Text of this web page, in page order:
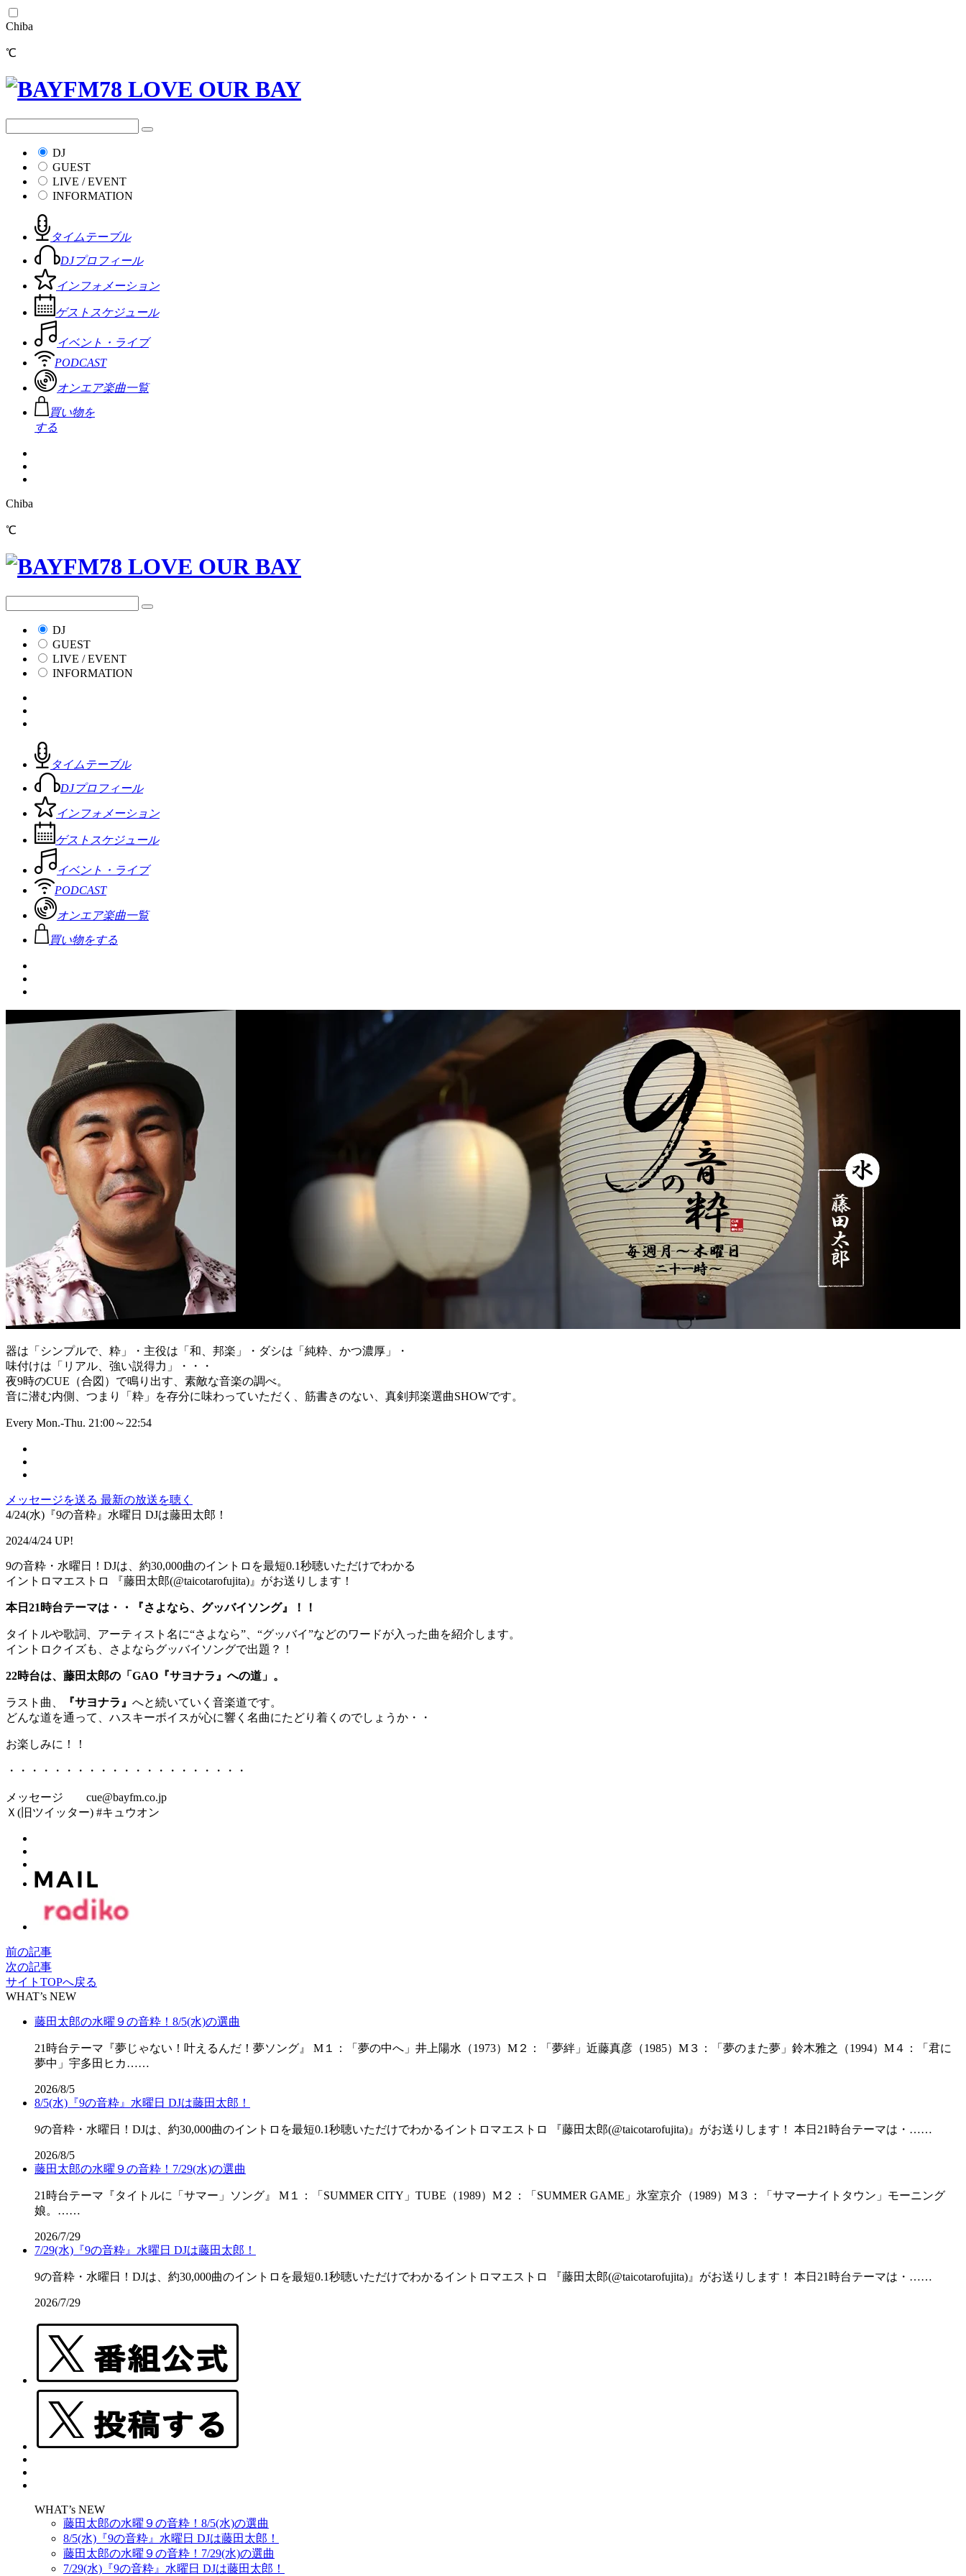
Chiba
℃
DJ
GUEST
LIVE / EVENT
INFORMATION
タイムテーブル
DJプロフィール
インフォメーション
ゲストスケジュール
イベント・ライブ
PODCAST
オンエア楽曲一覧
買い物を
する
Chiba
℃
DJ
GUEST
LIVE / EVENT
INFORMATION
タイムテーブル
DJプロフィール
インフォメーション
ゲストスケジュール
イベント・ライブ
PODCAST
オンエア楽曲一覧
買い物をする
器は「シンプルで、粋」・主役は「和、邦楽」・ダシは「純粋、かつ濃厚」・
味付けは「リアル、強い説得力」・・・
夜9時のCUE（合図）で鳴り出す、素敵な音楽の調べ。
音に潜む内側、つまり「粋」を存分に味わっていただく、筋書きのない、真剣邦楽選曲SHOWです。
Every Mon.-Thu. 21:00～22:54
メッセージを送る 最新の放送を聴く
4/24(水)『9の音粋』水曜日 DJは藤田太郎！
2024/4/24 UP!
9の音粋・水曜日！DJは、約30,000曲のイントロを最短0.1秒聴いただけでわかる
イントロマエストロ 『藤田太郎(@taicotarofujita)』がお送りします！
本日21時台テーマは・・『さよなら、グッバイソング』！！
タイトルや歌詞、アーティスト名に“さよなら”、“グッバイ”などのワードが入った曲を紹介します。
イントロクイズも、さよならグッバイソングで出題？！
22時台は、藤田太郎の「GAO『サヨナラ』への道」。
ラスト曲、 『サヨナラ』 へと続いていく音楽道です。
どんな道を通って、ハスキーボイスが心に響く名曲にたどり着くのでしょうか・・
お楽しみに！！
・・・・・・・・・・・・・・・・・・・・・
メッセージ cue@bayfm.co.jp
Ｘ(旧ツイッター) #キュウオン
前の記事
次の記事
サイトTOPへ戻る
WHAT’s NEW
藤田太郎の水曜９の音粋！8/5(水)の選曲
21時台テーマ『夢じゃない！叶えるんだ！夢ソング』 M１：「夢の中へ」井上陽水（1973）M２：「夢絆」近藤真彦（1985）M３：「夢のまた夢」鈴木雅之（1994）M４：「君に
夢中」宇多田ヒカ……
2026/8/5
8/5(水)『9の音粋』水曜日 DJは藤田太郎！
9の音粋・水曜日！DJは、約30,000曲のイントロを最短0.1秒聴いただけでわかるイントロマエストロ 『藤田太郎(@taicotarofujita)』がお送りします！ 本日21時台テーマは・……
2026/8/5
藤田太郎の水曜９の音粋！7/29(水)の選曲
21時台テーマ『タイトルに「サマー」ソング』 M１：「SUMMER CITY」TUBE（1989）M２：「SUMMER GAME」氷室京介（1989）M３：「サマーナイトタウン」モーニング
娘。……
2026/7/29
7/29(水)『9の音粋』水曜日 DJは藤田太郎！
9の音粋・水曜日！DJは、約30,000曲のイントロを最短0.1秒聴いただけでわかるイントロマエストロ 『藤田太郎(@taicotarofujita)』がお送りします！ 本日21時台テーマは・……
2026/7/29
WHAT’s NEW
藤田太郎の水曜９の音粋！8/5(水)の選曲
8/5(水)『9の音粋』水曜日 DJは藤田太郎！
藤田太郎の水曜９の音粋！7/29(水)の選曲
7/29(水)『9の音粋』水曜日 DJは藤田太郎！